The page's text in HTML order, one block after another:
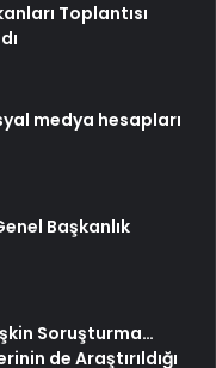
Toplantısı
medya hesapları
Başkanlık
Soruşturma…
de Araştırıldığı